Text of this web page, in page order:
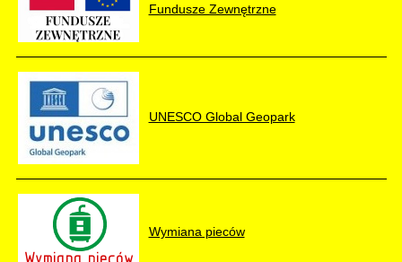
Fundusze Zewnętrzne
UNESCO Global Geopark
Wymiana pieców